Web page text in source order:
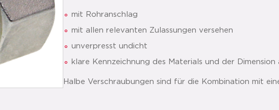
mit Rohranschlag
mit allen relevanten Zulassungen versehen
unverpresst undicht
klare Kennzeichnung des Materials und der
Halbe Verschraubungen sind für die Kombination mit